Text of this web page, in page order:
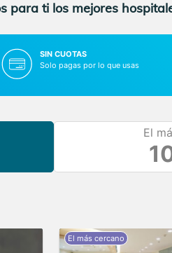
para ti los mejores
SIN CUOTAS
Solo pagas por lo que usas
El